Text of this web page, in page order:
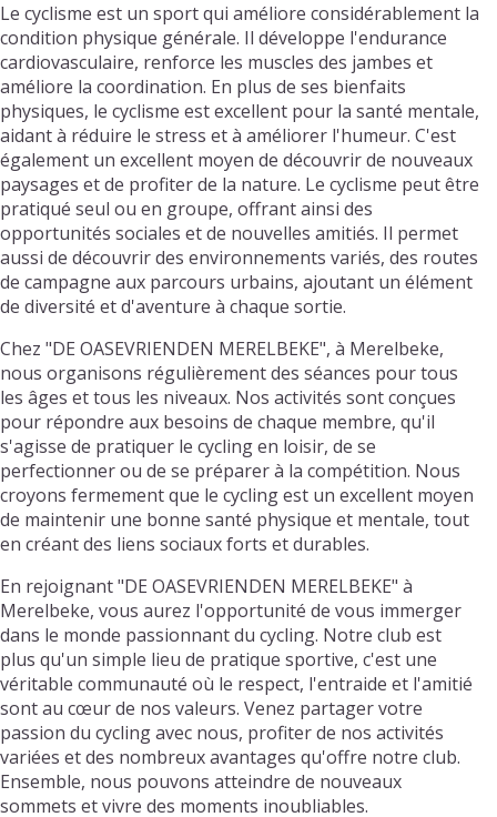
Le cyclisme est un sport qui améliore considérablement la
condition physique générale. Il développe l'endurance
cardiovasculaire, renforce les muscles des jambes et
améliore la coordination. En plus de ses bienfaits
physiques, le cyclisme est excellent pour la santé mentale,
aidant à réduire le stress et à améliorer l'humeur. C'est
également un excellent moyen de découvrir de nouveaux
paysages et de profiter de la nature. Le cyclisme peut être
pratiqué seul ou en groupe, offrant ainsi des
opportunités sociales et de nouvelles amitiés. Il permet
aussi de découvrir des environnements variés, des routes
de campagne aux parcours urbains, ajoutant un élément
de diversité et d'aventure à chaque sortie.
Chez "DE OASEVRIENDEN MERELBEKE", à Merelbeke,
nous organisons régulièrement des séances pour tous
les âges et tous les niveaux. Nos activités sont conçues
pour répondre aux besoins de chaque membre, qu'il
s'agisse de pratiquer le cycling en loisir, de se
perfectionner ou de se préparer à la compétition. Nous
croyons fermement que le cycling est un excellent moyen
de maintenir une bonne santé physique et mentale, tout
en créant des liens sociaux forts et durables.
En rejoignant "DE OASEVRIENDEN MERELBEKE" à
Merelbeke, vous aurez l'opportunité de vous immerger
dans le monde passionnant du cycling. Notre club est
plus qu'un simple lieu de pratique sportive, c'est une
véritable communauté où le respect, l'entraide et l'amitié
sont au cœur de nos valeurs. Venez partager votre
passion du cycling avec nous, profiter de nos activités
variées et des nombreux avantages qu'offre notre club.
Ensemble, nous pouvons atteindre de nouveaux
sommets et vivre des moments inoubliables.